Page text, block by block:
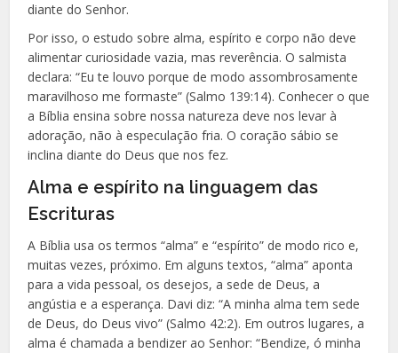
diante do Senhor.
Por isso, o estudo sobre alma, espírito e corpo não deve
alimentar curiosidade vazia, mas reverência. O salmista
declara: “Eu te louvo porque de modo assombrosamente
maravilhoso me formaste” (Salmo 139:14). Conhecer o que
a Bíblia ensina sobre nossa natureza deve nos levar à
adoração, não à especulação fria. O coração sábio se
inclina diante do Deus que nos fez.
Alma e espírito na linguagem das
Escrituras
A Bíblia usa os termos “alma” e “espírito” de modo rico e,
muitas vezes, próximo. Em alguns textos, “alma” aponta
para a vida pessoal, os desejos, a sede de Deus, a
angústia e a esperança. Davi diz: “A minha alma tem sede
de Deus, do Deus vivo” (Salmo 42:2). Em outros lugares, a
alma é chamada a bendizer ao Senhor: “Bendize, ó minha